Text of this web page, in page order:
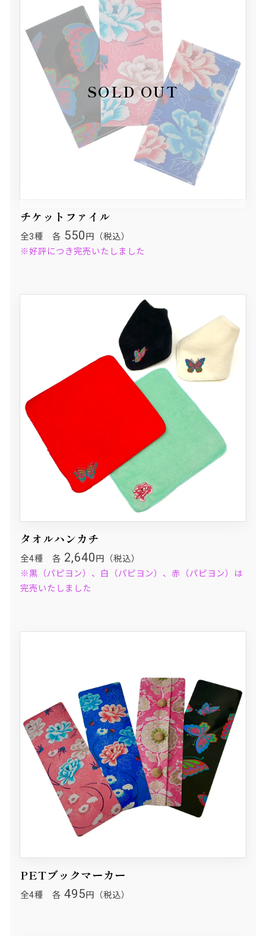
チケットファイル
全3種 各 550 円（税込）
※好評につき完売いたしました
タオルハンカチ
全4種 各 2,640 円（税込）
※黒（パピヨン）、白（パピヨン）、赤（パピヨン）は
完売いたしました
PETブックマーカー
全4種 各 495円（税込）